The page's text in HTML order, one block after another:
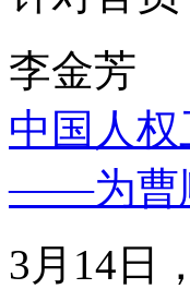
李金芳
中国人
——为曹
3月14日